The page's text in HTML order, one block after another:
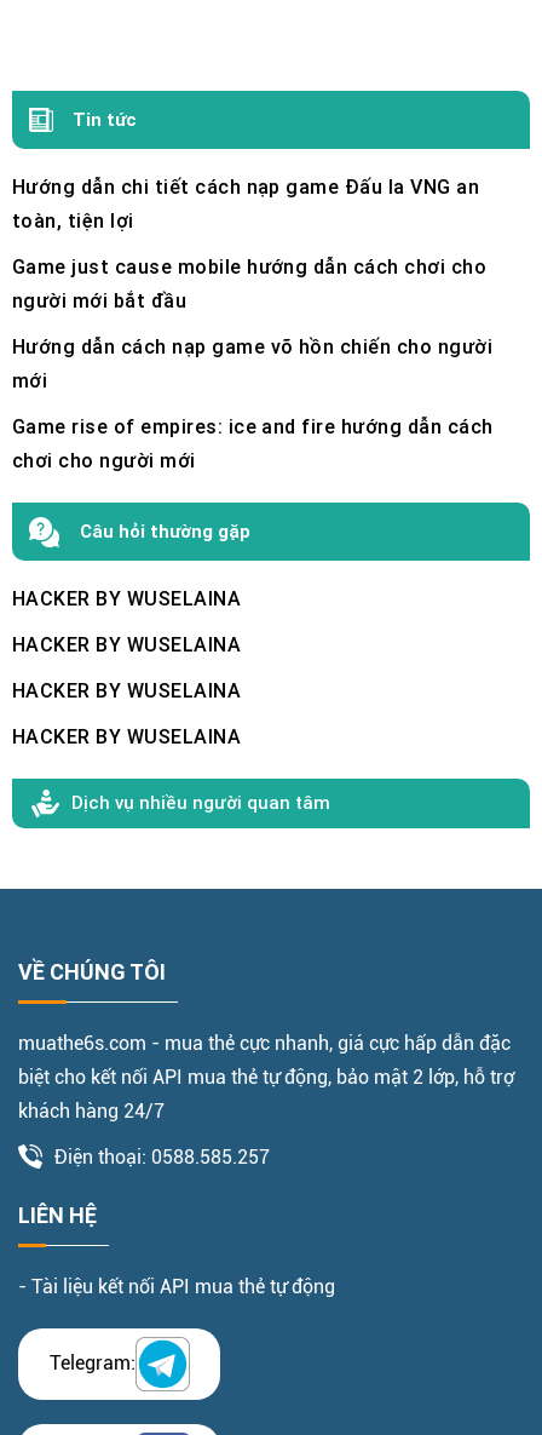
Tin tức
Hướng dẫn chi tiết cách nạp game Đấu la VNG an
toàn, tiện lợi
Game just cause mobile hướng dẫn cách chơi cho
người mới bắt đầu
Hướng dẫn cách nạp game võ hồn chiến cho người
mới
Game rise of empires: ice and fire hướng dẫn cách
chơi cho người mới
Câu hỏi thường gặp
HACKER BY WUSELAINA
HACKER BY WUSELAINA
HACKER BY WUSELAINA
HACKER BY WUSELAINA
Dịch vụ nhiều người quan tâm
VỀ CHÚNG TÔI
muathe6s.com - mua thẻ cực nhanh, giá cực hấp dẫn đặc
biệt cho kết nối API mua thẻ tự động, bảo mật 2 lớp, hỗ trợ
khách hàng 24/7
Điện thoại: 0588.585.257
LIÊN HỆ
- Tài liệu kết nối API mua thẻ tự động
Telegram: